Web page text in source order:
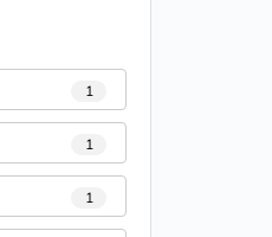
1
1
1